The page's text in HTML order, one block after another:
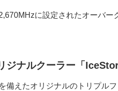
に設定されたオーバー
ジナルクーラー「
備えたオリジナルのトリプル